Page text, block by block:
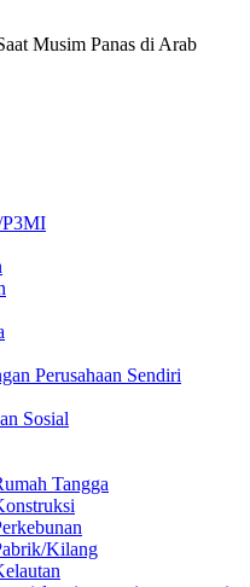
Musim Panas di Arab
P3MI
Perusahaan Sendiri
Sosial
Tangga
Kilang